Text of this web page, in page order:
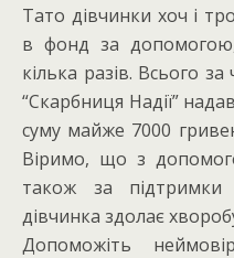
Тато дівчинки хоч і
в фонд за
кілька разів. Всього
“Скарбниця Надії”
суму майже 7000
Віримо, що з
також за
дівчинка здолає
Допоможіть